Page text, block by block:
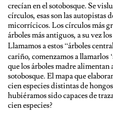
crecían en el sotobosque. Se
círculos, esas son las autopistas
micorrícicos. Los círculos más
árboles más antiguos, a su vez
Llamamos a estos “árboles
cariño, comenzamos a llamarlos
que los árboles madre alimentan
sotobosque. El mapa que
cien especies distintas de
hubiéramos sido capaces de
cien especies?